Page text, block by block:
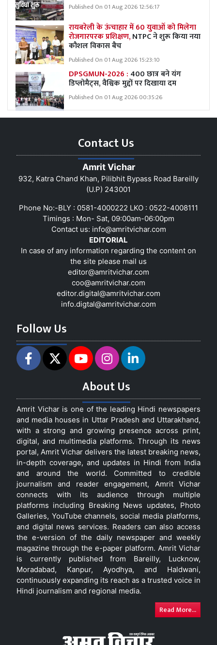
Published On 01 Aug 2026 12:56:17
रायबरेली के ऊंचाहार में 60 युवाओं को मिलेगा
रोजगारपरक प्रशिक्षण,NTPC ने शुरू किया नया
कौशल विकास बैच
Published On 01 Aug 2026 15:23:10
DPSGMUN-2026 : 400 छात्र बने यंग
डिप्लोमैट्स, वैश्विक मुद्दों पर दिखाया दम
Published On 01 Aug 2026 00:35:26
Contact Us
Amrit Vichar
932, Katra Chand Khan, Pilibhit Bypass Road Bareilly
(U.P) 243001
Phone No:-BLY : 0581-4000222 LKO : 0522-4008111
Timings : Mon- Sat, 09:00am-06:00pm
Contact us: info@amritvichar.com
EDITORIAL
In case of any information regarding the content on
the site please mail us
editor@amritvichar.com
coo@amritvichar.com
editor.digital@amritvichar.com
info.digtal@amritvichar.com
Follow Us
About Us
Amrit Vichar is one of the leading Hindi newspapers
and media houses in Uttar Pradesh and Uttarakhand,
with a strong and growing presence across print,
digital, and multimedia platforms. Through its news
portal, Amrit Vichar delivers the latest breaking news,
in-depth coverage, and updates in Hindi from India
and around the world. Committed to credible
journalism and reader engagement, Amrit Vichar
connects with its audience through multiple
platforms including Breaking News updates, Photo
Galleries, YouTube channels, social media platforms,
and digital news services. Readers can also access
the e-version of the daily newspaper and weekly
magazine through the e-paper platform. Amrit Vichar
is currently published from Bareilly, Lucknow,
Moradabad, Kanpur, Ayodhya, and Haldwani,
continuously expanding its reach as a trusted voice in
Hindi journalism and regional media.
Read More...